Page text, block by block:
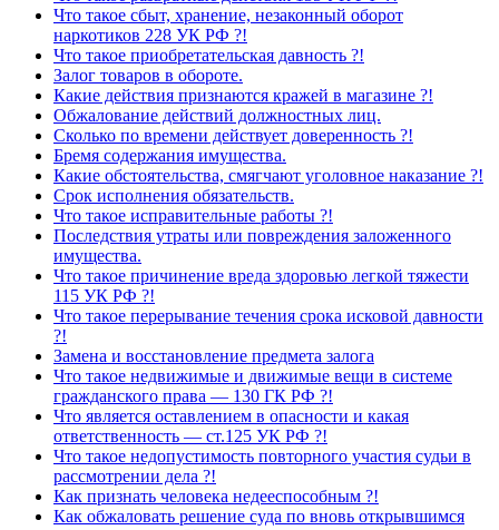
Что такое сбыт, хранение, незаконный оборот
наркотиков 228 УК РФ ?!
Что такое приобретательская давность ?!
Залог товаров в обороте.
Какие действия признаются кражей в магазине ?!
Обжалование действий должностных лиц.
Сколько по времени действует доверенность ?!
Бремя содержания имущества.
Какие обстоятельства, смягчают уголовное наказание ?!
Срок исполнения обязательств.
Что такое исправительные работы ?!
Последствия утраты или повреждения заложенного
имущества.
Что такое причинение вреда здоровью легкой тяжести
115 УК РФ ?!
Что такое перерывание течения срока исковой давности
?!
Замена и восстановление предмета залога
Что такое недвижимые и движимые вещи в системе
гражданского права — 130 ГК РФ ?!
Что является оставлением в опасности и какая
ответственность — ст.125 УК РФ ?!
Что такое недопустимость повторного участия судьи в
рассмотрении дела ?!
Как признать человека недееспособным ?!
Как обжаловать решение суда по вновь открывшимся